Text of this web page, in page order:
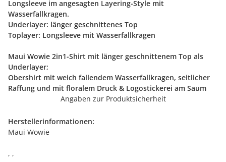
Longsleeve im angesagten Layering-Style mit
Wasserfallkragen.
Underlayer: länger geschnittenes Top
Toplayer: Longsleeve mit Wasserfallkragen
Maui Wowie 2in1-Shirt mit länger geschnittenem Top als
Underlayer;
Obershirt mit weich fallendem Wasserfallkragen, seitlicher
Raffung und mit floralem Druck & Logostickerei am Saum
Angaben zur Produktsicherheit
Herstellerinformationen:
Maui Wowie
, ,